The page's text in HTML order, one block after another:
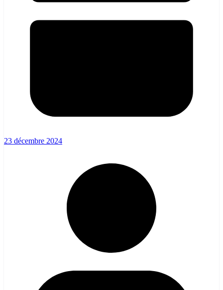
23 décembre 2024